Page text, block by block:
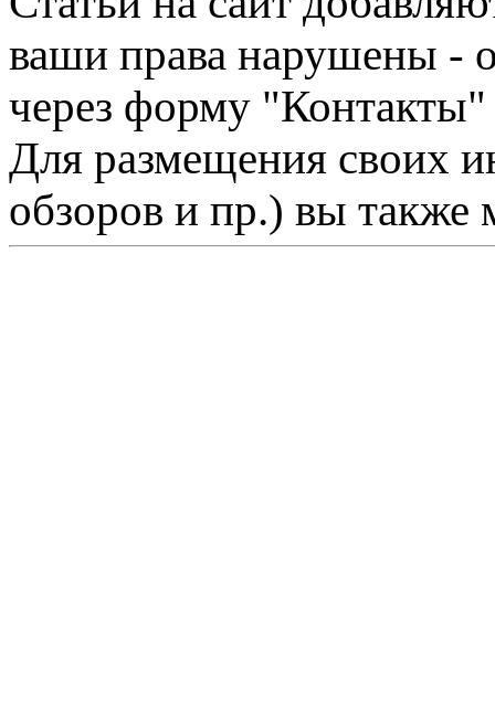
ваши права нарушены -
через форму "Контакты"
Для размещения своих
обзоров и пр.) вы также